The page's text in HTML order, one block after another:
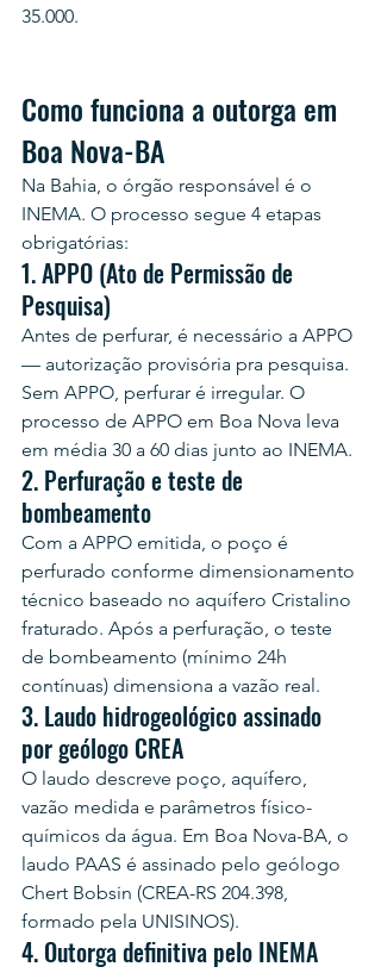
35.000.
Como funciona a outorga em
Boa Nova-BA
Na Bahia, o órgão responsável é o
INEMA. O processo segue 4 etapas
obrigatórias:
1. APPO (Ato de Permissão de
Pesquisa)
Antes de perfurar, é necessário a APPO
— autorização provisória pra pesquisa.
Sem APPO, perfurar é irregular. O
processo de APPO em Boa Nova leva
em média 30 a 60 dias junto ao INEMA.
2. Perfuração e teste de
bombeamento
Com a APPO emitida, o poço é
perfurado conforme dimensionamento
técnico baseado no aquífero Cristalino
fraturado. Após a perfuração, o teste
de bombeamento (mínimo 24h
contínuas) dimensiona a vazão real.
3. Laudo hidrogeológico assinado
por geólogo CREA
O laudo descreve poço, aquífero,
vazão medida e parâmetros físico-
químicos da água. Em Boa Nova-BA, o
laudo PAAS é assinado pelo geólogo
Chert Bobsin (CREA-RS 204.398,
formado pela UNISINOS).
4. Outorga definitiva pelo INEMA